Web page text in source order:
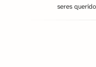
seres